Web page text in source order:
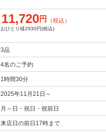
11,720円 （税込）
おひとり様2930円(税込)
3品
4名のご予約
1時間30分
2025年11月21日～
月～日・祝日・祝前日
来店日の前日17時まで